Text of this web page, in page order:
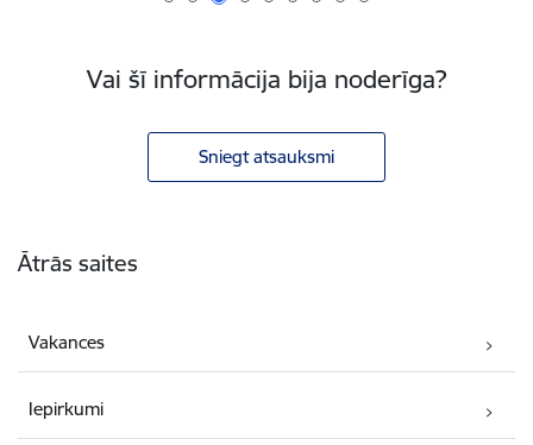
Vai šī informācija bija noderīga?
Sniegt atsauksmi
Ātrās saites
Vakances
Iepirkumi